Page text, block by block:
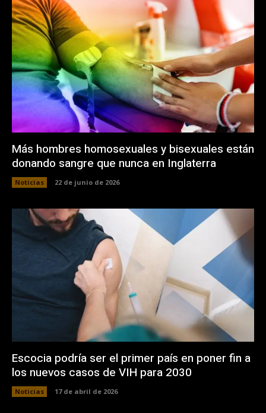
Más hombres homosexuales y bisexuales están
donando sangre que nunca en Inglaterra
Noticias 22 de junio de 2026
Escocia podría ser el primer país en poner fin a
los nuevos casos de VIH para 2030
Noticias 17 de abril de 2026